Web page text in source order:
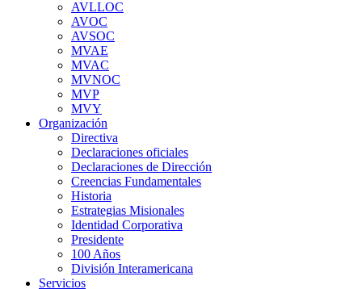
AVLLOC
AVOC
AVSOC
MVAE
MVAC
MVNOC
MVP
MVY
Organización
Directiva
Declaraciones oficiales
Declaraciones de Dirección
Creencias Fundamentales
Historia
Estrategias Misionales
Identidad Corporativa
Presidente
100 Años
División Interamericana
Servicios